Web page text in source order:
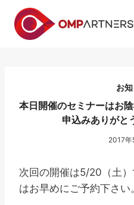
お
本日開催のセミナーはお
申込みありがと
2017年
次回の開催は5/20（土
はお早めにご予約下さい。